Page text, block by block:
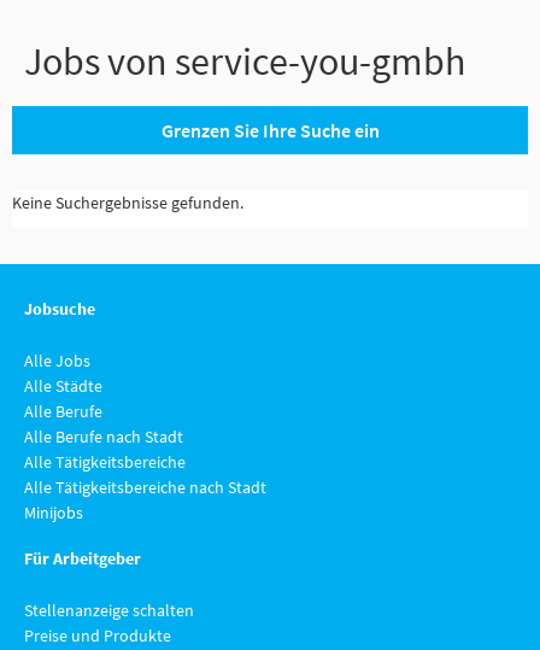
Jobs von service-you-gmbh
Grenzen Sie Ihre Suche ein
Keine Suchergebnisse gefunden.
Jobsuche
Alle Jobs
Alle Städte
Alle Berufe
Alle Berufe nach Stadt
Alle Tätigkeitsbereiche
Alle Tätigkeitsbereiche nach Stadt
Minijobs
Für Arbeitgeber
Stellenanzeige schalten
Preise und Produkte